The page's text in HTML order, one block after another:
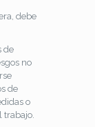
debe
de
no
de
o